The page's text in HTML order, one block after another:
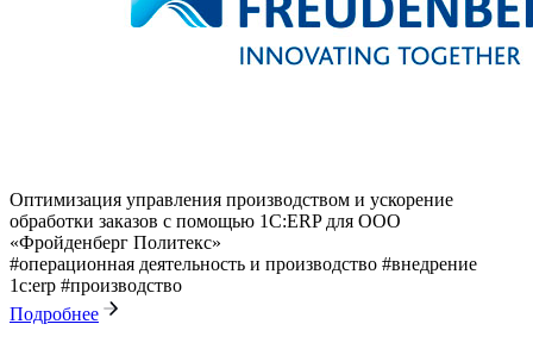
Оптимизация управления производством и ускорение
обработки заказов с помощью 1С:ERP для ООО
«Фройденберг Политекс»
#операционная деятельность и производство #внедрение
1с:erp #производство
Подробнее